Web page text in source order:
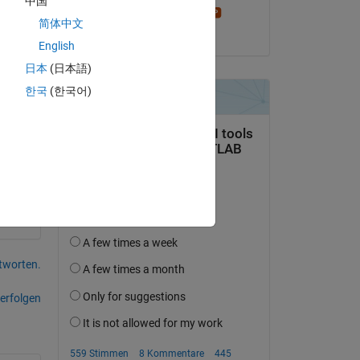
am 19 Jul. 2026 um 16:07
简体中文
English
日本 (日本語)
한국 (한국어)